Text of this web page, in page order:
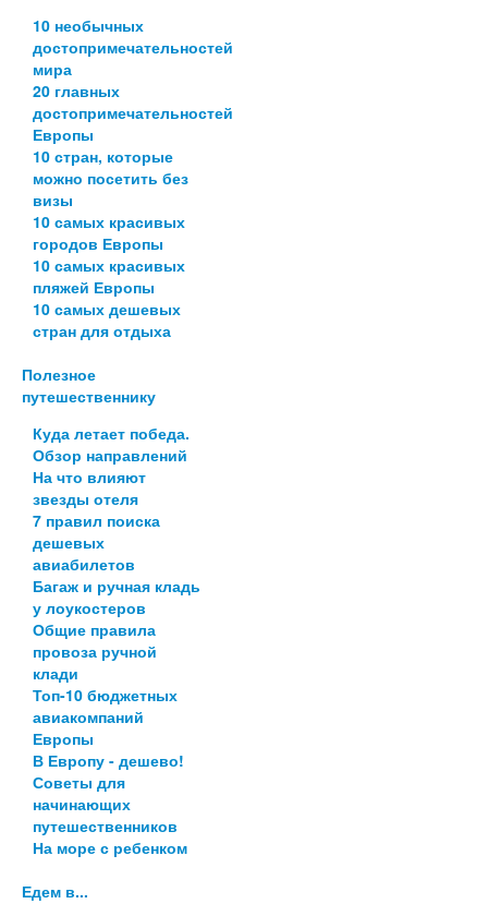
10 необычных
достопримечательностей
мира
20 главных
достопримечательностей
Европы
10 стран, которые
можно посетить без
визы
10 самых красивых
городов Европы
10 самых красивых
пляжей Европы
10 самых дешевых
стран для отдыха
Полезное
путешественнику
Куда летает победа.
Обзор направлений
На что влияют
звезды отеля
7 правил поиска
дешевых
авиабилетов
Багаж и ручная кладь
у лоукостеров
Общие правила
провоза ручной
клади
Топ-10 бюджетных
авиакомпаний
Европы
В Европу - дешево!
Советы для
начинающих
путешественников
На море с ребенком
Едем в...